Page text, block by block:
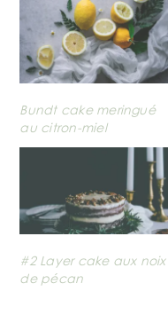
Bundt cake meringué
au citron-miel
#2 Layer cake aux noix
de pécan